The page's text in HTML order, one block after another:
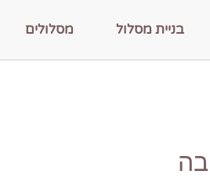
בניית מסלול מסלולים